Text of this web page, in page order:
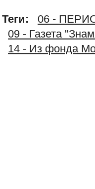
Теги:
06 -
09 - Газета
14 - Из фонда